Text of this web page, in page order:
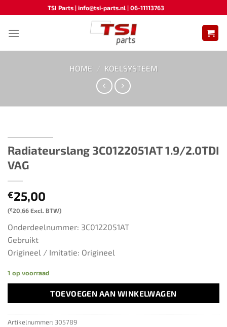
naar
inhoud
TSI Parts | info@tsi-parts.nl | 06-11113763
HOME / KOELSYSTEEM
Radiateurslang ​​3C0122051AT 1.9/2.0TDI
VAG​ ​​​
€25,00
(€20,66 Excl. BTW)
Onderdeelnummer: 3C0122051AT
Gebruikt
Origineel / Imitatie: Origineel
1 op voorraad
TOEVOEGEN AAN WINKELWAGEN
Artikelnummer: 305789